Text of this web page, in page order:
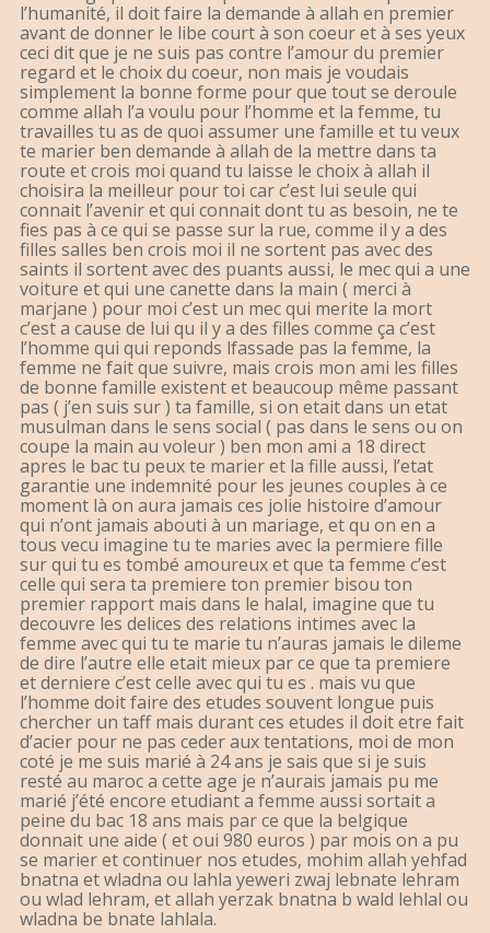
l’humanité, il doit faire la demande à allah en premier
avant de donner le libe court à son coeur et à ses yeux
ceci dit que je ne suis pas contre l’amour du premier
regard et le choix du coeur, non mais je voudais
simplement la bonne forme pour que tout se deroule
comme allah l’a voulu pour l’homme et la femme, tu
travailles tu as de quoi assumer une famille et tu veux
te marier ben demande à allah de la mettre dans ta
route et crois moi quand tu laisse le choix à allah il
choisira la meilleur pour toi car c’est lui seule qui
connait l’avenir et qui connait dont tu as besoin, ne te
fies pas à ce qui se passe sur la rue, comme il y a des
filles salles ben crois moi il ne sortent pas avec des
saints il sortent avec des puants aussi, le mec qui a une
voiture et qui une canette dans la main ( merci à
marjane ) pour moi c’est un mec qui merite la mort
c’est a cause de lui qu il y a des filles comme ça c’est
l’homme qui qui reponds lfassade pas la femme, la
femme ne fait que suivre, mais crois mon ami les filles
de bonne famille existent et beaucoup même passant
pas ( j’en suis sur ) ta famille, si on etait dans un etat
musulman dans le sens social ( pas dans le sens ou on
coupe la main au voleur ) ben mon ami a 18 direct
apres le bac tu peux te marier et la fille aussi, l’etat
garantie une indemnité pour les jeunes couples à ce
moment là on aura jamais ces jolie histoire d’amour
qui n’ont jamais abouti à un mariage, et qu on en a
tous vecu imagine tu te maries avec la permiere fille
sur qui tu es tombé amoureux et que ta femme c’est
celle qui sera ta premiere ton premier bisou ton
premier rapport mais dans le halal, imagine que tu
decouvre les delices des relations intimes avec la
femme avec qui tu te marie tu n’auras jamais le dileme
de dire l’autre elle etait mieux par ce que ta premiere
et derniere c’est celle avec qui tu es . mais vu que
l’homme doit faire des etudes souvent longue puis
chercher un taff mais durant ces etudes il doit etre fait
d’acier pour ne pas ceder aux tentations, moi de mon
coté je me suis marié à 24 ans je sais que si je suis
resté au maroc a cette age je n’aurais jamais pu me
marié j’été encore etudiant a femme aussi sortait a
peine du bac 18 ans mais par ce que la belgique
donnait une aide ( et oui 980 euros ) par mois on a pu
se marier et continuer nos etudes, mohim allah yehfad
bnatna et wladna ou lahla yeweri zwaj lebnate lehram
ou wlad lehram, et allah yerzak bnatna b wald lehlal ou
wladna be bnate lahlala.